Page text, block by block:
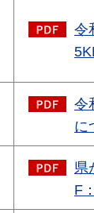
令
令
に
県
F